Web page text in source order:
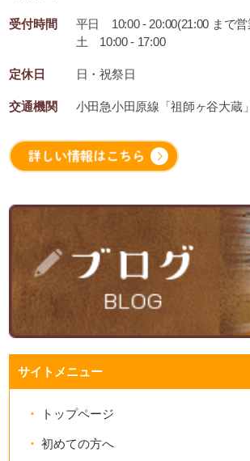
受付時間
平日 10:00 - 20:00(21:00 まで営
土 10:00 - 17:00
定休日 日・祝祭日
交通機関 小田急小田原線「祖師ヶ谷大蔵
サイトメニュー
トップページ
初めての方へ